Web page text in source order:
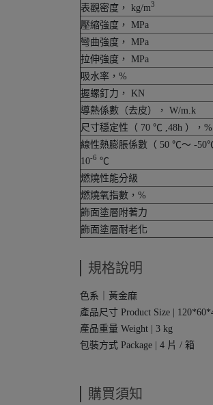
表觀密度， kg/m3
壓縮強度， MPa
彎曲強度， MPa
拉伸強度， MPa
吸水率，%
握螺釘力， KN
導熱係數（去皮）， W/m.k
尺寸穩定性（ 70 ℃ ,48h ），%
線性熱膨脹係數（ 50 ℃～ -
10-6 ℃
燃燒性能分級
燃燒氧指數，%
飾面塗層附著力
飾面塗層耐老化
規格說明
色系｜黃金麻
產品尺寸 Product Size |
產品重量 Weight | 3 kg
包裝方式 Package | 4 片 / 箱
購買須知